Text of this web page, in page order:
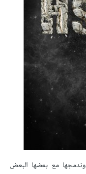
مع بعضها البعض